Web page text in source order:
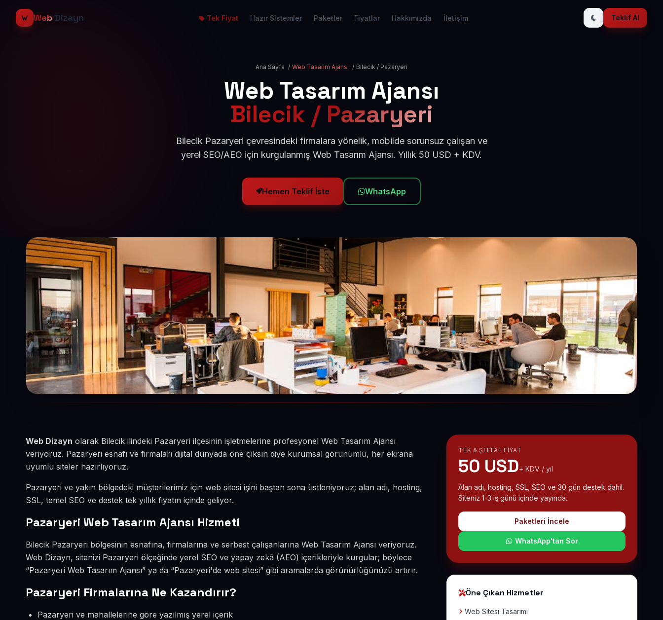
Web Dizayn Tek Fiyat Hazır Sistemler Paketler Fiyatlar Hakkımızda İletişim Teklif Al
Ana Sayfa / Web Tasarım Ajansı / Bilecik / Pazaryeri
Web Tasarım Ajansı
Bilecik / Pazaryeri
Bilecik Pazaryeri çevresindeki firmalara yönelik, mobilde sorunsuz çalışan ve
yerel SEO/AEO için kurgulanmış Web Tasarım Ajansı. Yıllık 50 USD + KDV.
Hemen Teklif İste WhatsApp
Web Dizayn olarak Bilecik ilindeki Pazaryeri ilçesinin işletmelerine profesyonel Web Tasarım Ajansı
veriyoruz. Pazaryeri esnafı ve firmaları dijital dünyada öne çıksın diye kurumsal görünümlü, her ekrana
uyumlu siteler hazırlıyoruz.
Pazaryeri ve yakın bölgedeki müşterilerimiz için web sitesi işini baştan sona üstleniyoruz; alan adı, hosting,
SSL, temel SEO ve destek tek yıllık fiyatın içinde geliyor.
Pazaryeri Web Tasarım Ajansı Hizmeti
Bilecik Pazaryeri bölgesinin esnafına, firmalarına ve serbest çalışanlarına Web Tasarım Ajansı veriyoruz.
Web Dizayn, sitenizi Pazaryeri ölçeğinde yerel SEO ve yapay zekâ (AEO) içerikleriyle kurgular; böylece
“Pazaryeri Web Tasarım Ajansı” ya da “Pazaryeri'de web sitesi” gibi aramalarda görünürlüğünüzü artırır.
Pazaryeri Firmalarına Ne Kazandırır?
Pazaryeri ve mahallelerine göre yazılmış yerel içerik
TEK & ŞEFFAF FIYAT
50 USD+ KDV / yıl
Alan adı, hosting, SSL, SEO ve 30 gün destek dahil.
Siteniz 1-3 iş günü içinde yayında.
Paketleri İncele
WhatsApp'tan Sor
Öne Çıkan Hizmetler
Web Sitesi Tasarımı